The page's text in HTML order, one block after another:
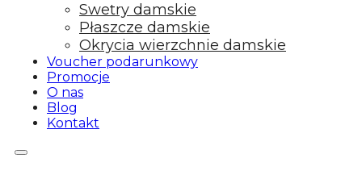
Swetry damskie
Płaszcze damskie
Okrycia wierzchnie damskie
Voucher podarunkowy
Promocje
O nas
Blog
Kontakt